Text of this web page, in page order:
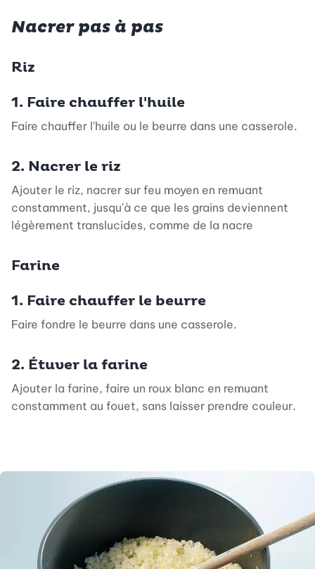
Nacrer pas à pas
Riz
1. Faire chauffer l'huile
Faire chauffer l'huile ou le beurre dans une casserole.
2. Nacrer le riz
Ajouter le riz, nacrer sur feu moyen en remuant
constamment, jusqu'à ce que les grains deviennent
légèrement translucides, comme de la nacre
Farine
1. Faire chauffer le beurre
Faire fondre le beurre dans une casserole.
2. Étuver la farine
Ajouter la farine, faire un roux blanc en remuant
constamment au fouet, sans laisser prendre couleur.